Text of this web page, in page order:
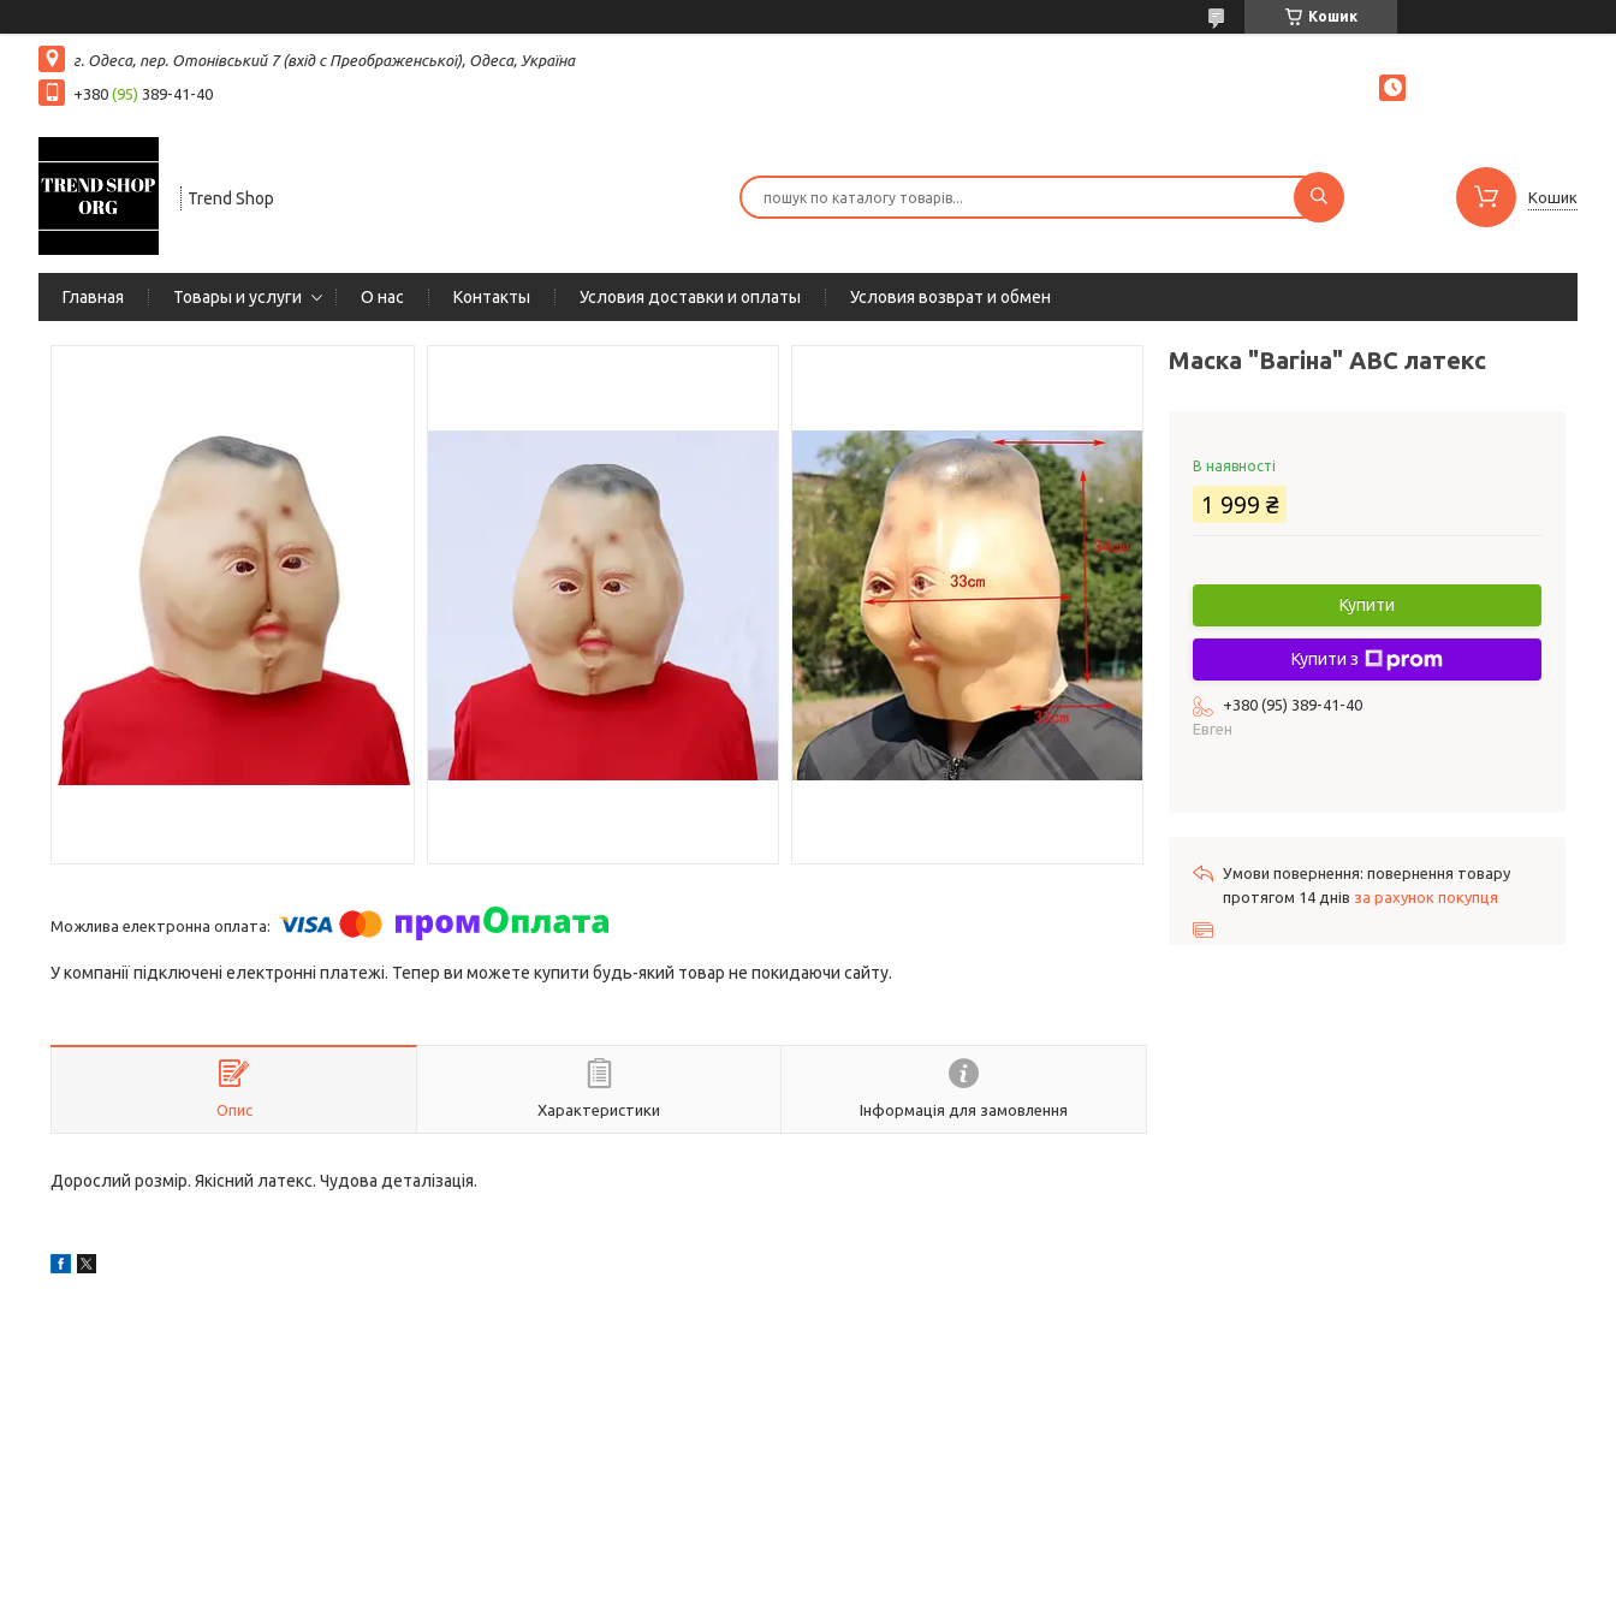
Кошик
г. Одеса, пер. Отонівський 7 (вхід с Преображенської), Одеса, Україна
+380 (95) 389-41-40
Trend Shop Кошик
Главная Товары и услуги О нас Контакты Условия доставки и оплаты Условия возврат и обмен
У компанії підключені електронні платежі. Тепер ви можете купити будь-який товар не покидаючи сайту.
Опис Характеристики Інформація для замовлення
Дорослий розмір. Якісний латекс. Чудова деталізація.
Маска "Вагіна" ABC латекс
В наявності
1 999 ₴
Купити
Купити з
+380 (95) 389-41-40
Евген
повернення товару
протягом 14 днів за рахунок покупця